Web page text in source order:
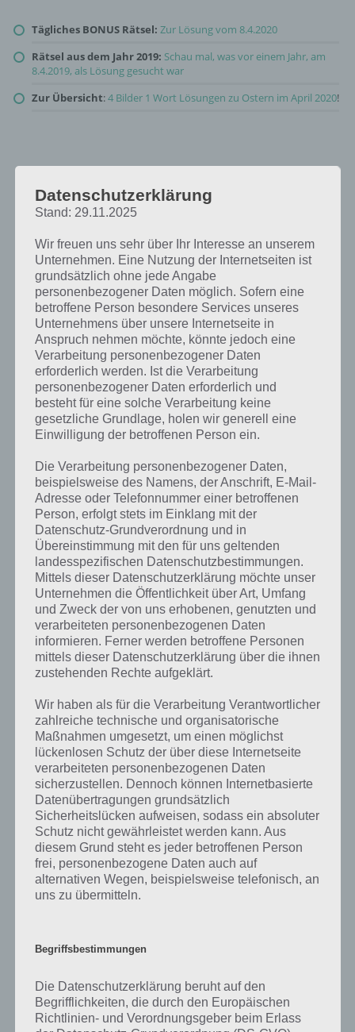
Tägliches BONUS Rätsel: Zur Lösung vom 8.4.2020
Rätsel aus dem Jahr 2019: Schau mal, was vor einem Jahr, am
8.4.2019, als Lösung gesucht war
Zur Übersicht:4 Bilder 1 Wort Lösungen zu Ostern im April 2020!
Kurze Begriffserklärung zur Lösung Funk
Funk ist die Lösung für das tägliche Rätsel am 8.4.2020 in 4 Bilder 1
Wort, doch welche Bedeutung hat dieses eigentlich und was gibt es
dazu zu wissen? Passt das Wort auch zu Ostern? Zu bestimmten
Lösungen präsentieren wir daher auch immer eine kurze
Begriffserklärung!
Funk wird oftmals als Kurzform für Funktechnik bezeichnet, womit
Informationen drahtlos über Funkwellen, genauer Radiowellen,
elektromagnetischer Wellen Signale drahtlos zu übertragen. Diese
Wellen befindet sich im Radiofrequenzbereich, werden also
Radiowellen bezeichnet. Das Radiowellen existieren, hatte Maxwell
1864 vorhergesagt und wenige Jahrzehnte später durch Heinrich
Hertz in einem Experiment bestätigt. Mittels Radiowellen
Sprachnachrichten zu verschicken wurde 1900 erreicht. Es erfolgte
sechs Jahre später gar die erste Rundfunkübertragung zum
Weihnachtsfest, wobei nur innerhalb von 500 Metern diese abrufbar
waren.
Die Funktechnik hat sich in den letzten Jahrzehnten stets verbessert,
neue Protokolle wie UMTS, Bluetooth oder IEEE kamen hinzu.
Hörfunk.
Funktechnik kommt bei zahlreichen Anwendungen zum Einsatz,
unter anderem bei Funkfernsteuerungen, dem Richtfunk oder der
Telemetrie.
Datenschutzerklärung
Stand: 29.11.2025
Wir freuen uns sehr über Ihr Interesse an unserem
Unternehmen. Eine Nutzung der Internetseiten ist
grundsätzlich ohne jede Angabe
personenbezogener Daten möglich. Sofern eine
betroffene Person besondere Services unseres
Unternehmens über unsere Internetseite in
Anspruch nehmen möchte, könnte jedoch eine
Verarbeitung personenbezogener Daten
erforderlich werden. Ist die Verarbeitung
personenbezogener Daten erforderlich und
besteht für eine solche Verarbeitung keine
gesetzliche Grundlage, holen wir generell eine
Einwilligung der betroffenen Person ein.
Die Verarbeitung personenbezogener Daten,
beispielsweise des Namens, der Anschrift, E-Mail-
Adresse oder Telefonnummer einer betroffenen
Person, erfolgt stets im Einklang mit der
Datenschutz-Grundverordnung und in
Übereinstimmung mit den für uns geltenden
landesspezifischen Datenschutzbestimmungen.
Mittels dieser Datenschutzerklärung möchte unser
Unternehmen die Öffentlichkeit über Art, Umfang
und Zweck der von uns erhobenen, genutzten und
verarbeiteten personenbezogenen Daten
informieren. Ferner werden betroffene Personen
mittels dieser Datenschutzerklärung über die ihnen
zustehenden Rechte aufgeklärt.
Wir haben als für die Verarbeitung Verantwortlicher
zahlreiche technische und organisatorische
Maßnahmen umgesetzt, um einen möglichst
lückenlosen Schutz der über diese Internetseite
verarbeiteten personenbezogenen Daten
sicherzustellen. Dennoch können Internetbasierte
Datenübertragungen grundsätzlich
Sicherheitslücken aufweisen, sodass ein absoluter
Schutz nicht gewährleistet werden kann. Aus
diesem Grund steht es jeder betroffenen Person
frei, personenbezogene Daten auch auf
alternativen Wegen, beispielsweise telefonisch, an
uns zu übermitteln.
Begriffsbestimmungen
Die Datenschutzerklärung beruht auf den
Begrifflichkeiten, die durch den Europäischen
Richtlinien- und Verordnungsgeber beim Erlass